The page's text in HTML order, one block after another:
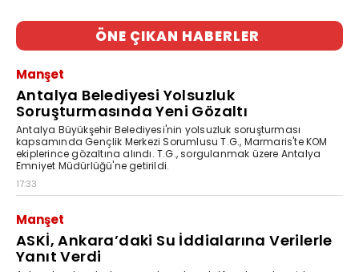
ÖNE ÇIKAN HABERLER
Manşet
Antalya Belediyesi Yolsuzluk
Soruşturmasında Yeni Gözaltı
Antalya Büyükşehir Belediyesi'nin yolsuzluk soruşturması
kapsamında Gençlik Merkezi Sorumlusu T.G., Marmaris'te KOM
ekiplerince gözaltına alındı. T.G., sorgulanmak üzere Antalya
Emniyet Müdürlüğü'ne getirildi.
17:33
Manşet
ASKİ, Ankara’daki Su İddialarına Verilerle
Yanıt Verdi